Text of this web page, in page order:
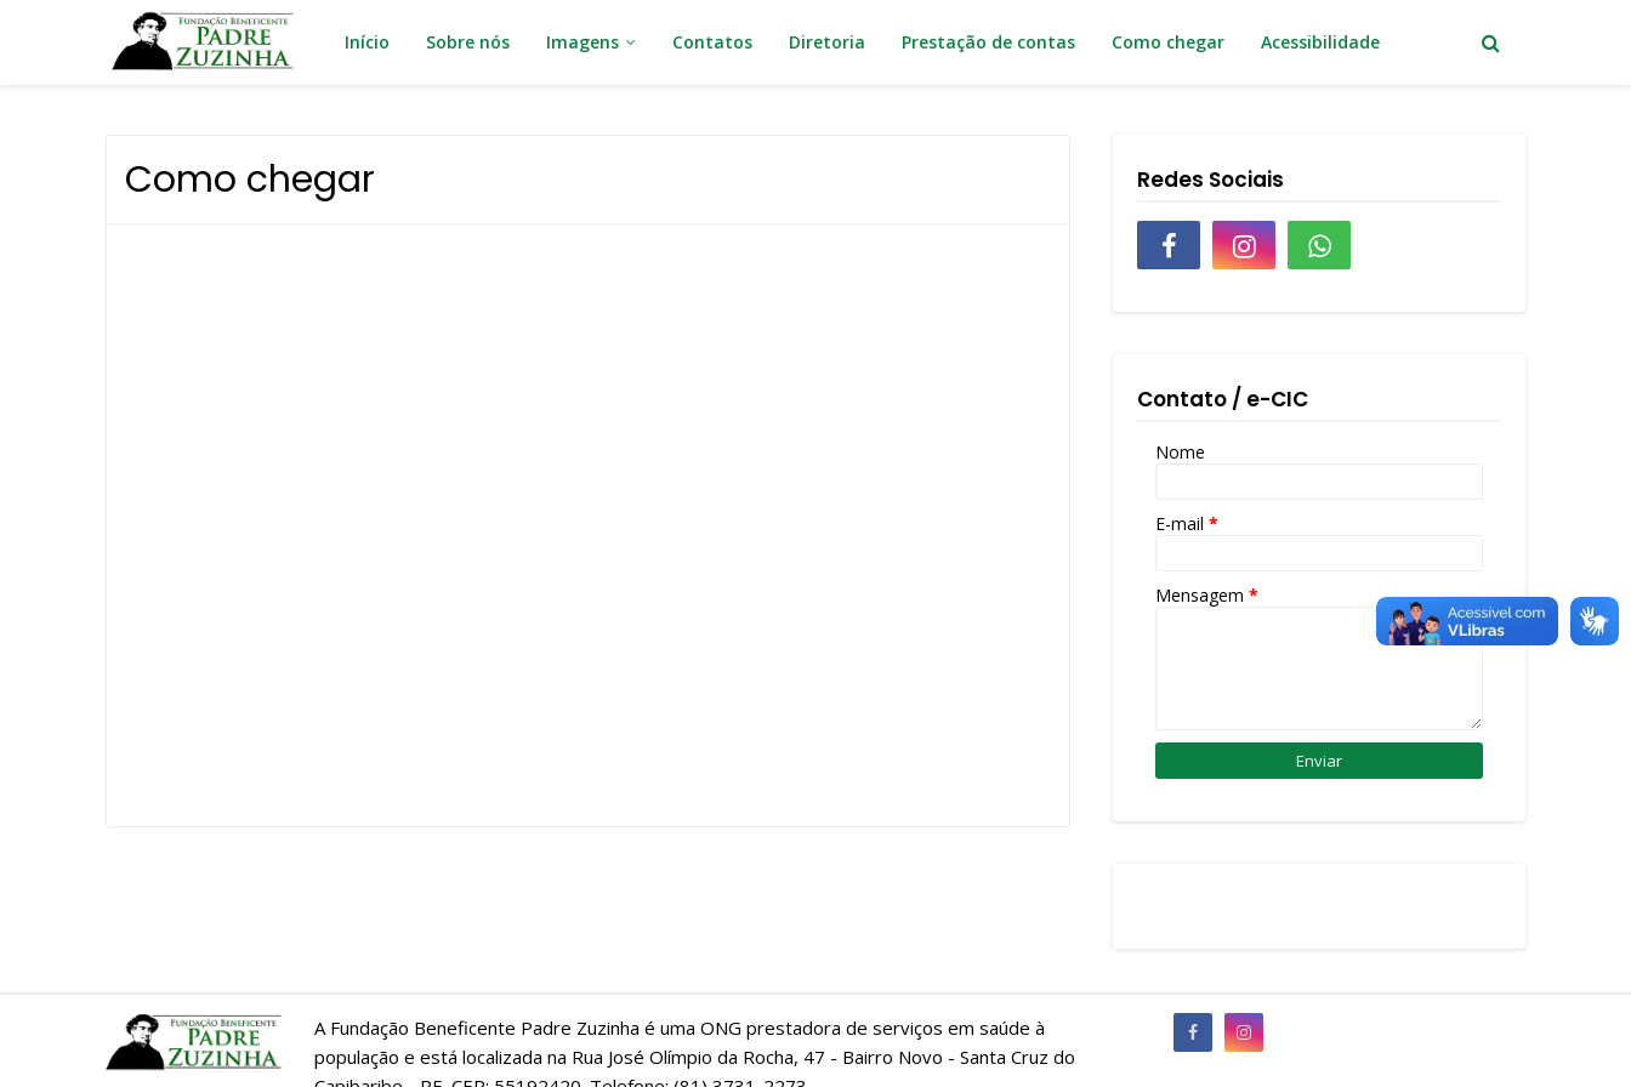
Início Sobre nós Imagens Contatos Diretoria Prestação de contas Como chegar Acessibilidade
Como chegar Redes Sociais
Contato / e-CIC
Nome
E-mail *
Mensagem *
A Fundação Beneficente Padre Zuzinha é uma ONG prestadora de serviços em saúde à
população e está localizada na Rua José Olímpio da Rocha, 47 - Bairro Novo - Santa Cruz do